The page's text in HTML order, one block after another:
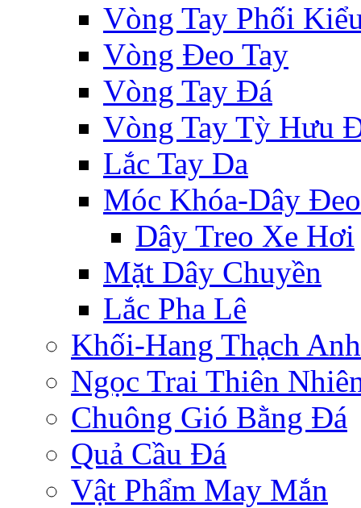
Vòng Tay Phối
Vòng Đeo Tay
Vòng Tay Đá
Vòng Tay Tỳ Hưu
Lắc Tay Da
Móc Khóa-Dây Đeo
Dây Treo Xe Hơi
Mặt Dây Chuyền
Lắc Pha Lê
Khối-Hang Thạch Anh
Ngọc Trai Thiên
Chuông Gió Bằng Đá
Quả Cầu Đá
Vật Phẩm May Mắn